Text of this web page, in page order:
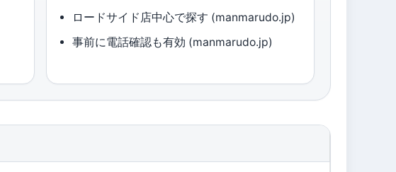
ロードサイド店中心で探す (manmarudo.jp)
事前に電話確認も有効 (manmarudo.jp)